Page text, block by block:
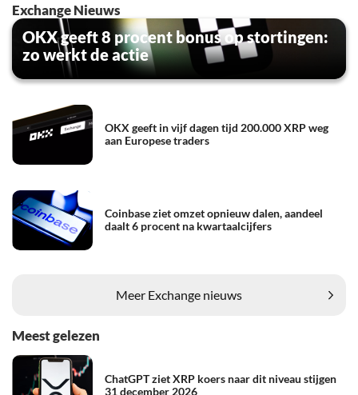
Exchange Nieuws
OKX geeft 8 procent bonus op stortingen:
zo werkt de actie
OKX geeft in vijf dagen tijd 200.000 XRP weg
aan Europese traders
Coinbase ziet omzet opnieuw dalen, aandeel
daalt 6 procent na kwartaalcijfers
Meer Exchange nieuws
Meest gelezen
ChatGPT ziet XRP koers naar dit niveau stijgen
31 december 2026